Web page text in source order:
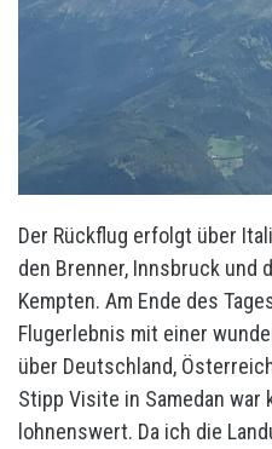
Der Rückflug erfolgt über
den Brenner, Innsbruck und
Kempten. Am Ende des
Flugerlebnis mit einer
über Deutschland,
Stipp Visite in Samedan war
lohnenswert. Da ich die